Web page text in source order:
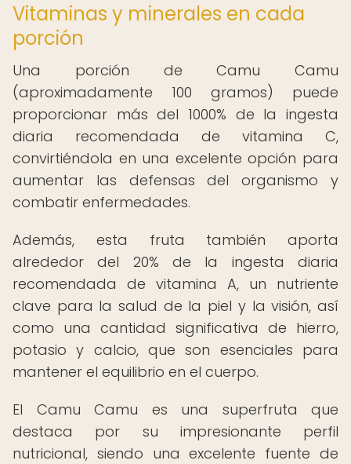
Vitaminas y minerales en cada
porción
Una porción de Camu Camu
(aproximadamente 100 gramos) puede
proporcionar más del 1000% de la ingesta
diaria recomendada de vitamina C,
convirtiéndola en una excelente opción para
aumentar las defensas del organismo y
combatir enfermedades.
Además, esta fruta también aporta
alrededor del 20% de la ingesta diaria
recomendada de vitamina A, un nutriente
clave para la salud de la piel y la visión, así
como una cantidad significativa de hierro,
potasio y calcio, que son esenciales para
mantener el equilibrio en el cuerpo.
El Camu Camu es una superfruta que
destaca por su impresionante perfil
nutricional, siendo una excelente fuente de